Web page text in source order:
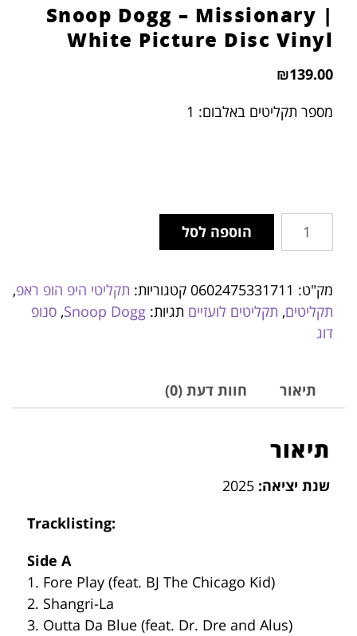
Snoop Dogg – Missionary |
White Picture Disc Vinyl
₪139.00
מספר תקליטים באלבום: 1
הוספה לסל
מק"ט: 0602475331711 קטגוריות: תקליטי היפ הופ ראפ,
תקליטים, תקליטים לועזיים תגיות: Snoop Dogg
, סנופ
דוג
תיאור חוות דעת (0)
תיאור
שנת יציאה:
Tracklisting:
Side A
1. Fore Play (feat. BJ The Chicago Kid)
2. Shangri-La
3. Outta Da Blue (feat. Dr. Dre and Alus)